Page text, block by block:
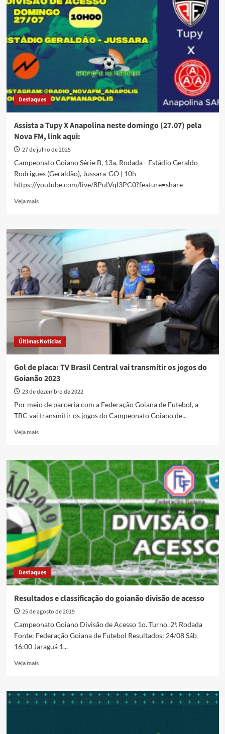
Anapolina
X
Inhumas
já
estão
liberados
Destaques
Assista a Tupy X Anapolina neste domingo (27.07) pela
Nova FM, link aqui:
27 de julho de 2025
Campeonato Goiano Série B, 13a. Rodada - Estádio Geraldo
Rodrigues (Geraldão), Jussara-GO | 10h
https://youtube.com/live/8PulVqI3PC0?feature=share
Veja maisRead
Assista
a
Tupy
X
Anapolina
neste
domingo
(27.07)
pela
Nova
FM,
aqui:
Últimas Notícias
Gol de placa: TV Brasil Central vai transmitir os jogos do
Goianão 2023
23 de dezembro de 2022
Por meio de parceria com a Federação Goiana de Futebol, a
TBC vai transmitir os jogos do Campeonato Goiano de...
Veja maisRead
Gol
placa:
Brasil
Central
vai
transmitir
os
jogos
do
Goianão
2023
Destaques
Resultados e classificação do goianão divisão de acesso
25 de agosto de 2019
Campeonato Goiano Divisão de Acesso 1o. Turno, 2ª. Rodada
Fonte: Federação Goiana de Futebol Resultados: 24/08 Sáb
16:00 Jaraguá 1...
Veja maisRead
Resultados